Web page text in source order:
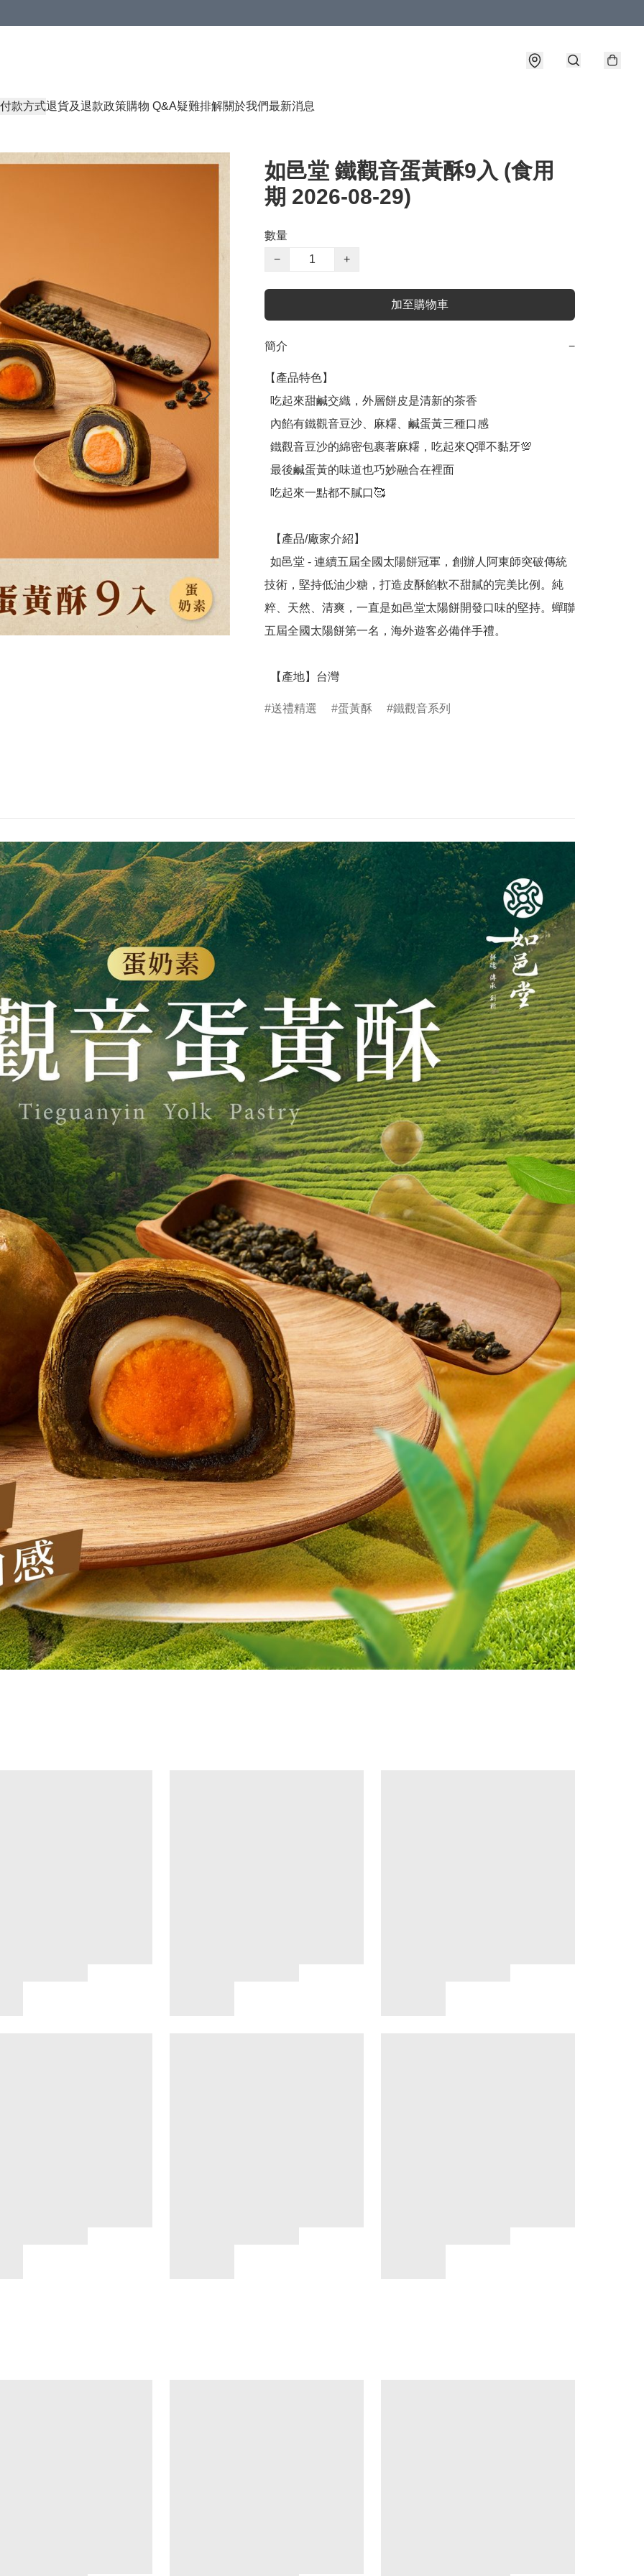
付款方式退貨及退款政策購物 Q&A疑難排解關於我們最新消息
如邑堂 鐵觀音蛋黃酥9入 (食用
期 2026-08-29)
數量
−
+
加至購物車
簡介 −
【產品特色】
技術，堅持低油少糖，打造皮酥餡軟不甜膩的完美比例。純
粹、天然、清爽，一直是如邑堂太陽餅開發口味的堅持。蟬聯
五屆全國太陽餅第一名，海外遊客必備伴手禮。
  【產地】台灣
送禮精選 蛋黃酥 鐵觀音系列